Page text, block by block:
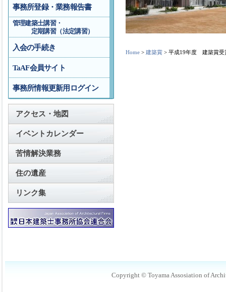
Home > 建築賞 > 平成19年度 建築賞受
事務所登録・業務報告書
管理建築士講習・
定期講習（法定講習）
入会の手続き
TaAF会員サイト
事務所情報更新用ログイン
アクセス・地図
イベントカレンダー
苦情解決業務
住の遺産
リンク集
Copyright © Toyama Assosiation of